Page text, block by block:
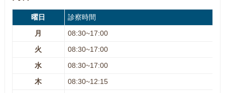
曜日
診察時間
月
08:30~17:00
火
08:30~17:00
水
08:30~17:00
木
08:30~12:15